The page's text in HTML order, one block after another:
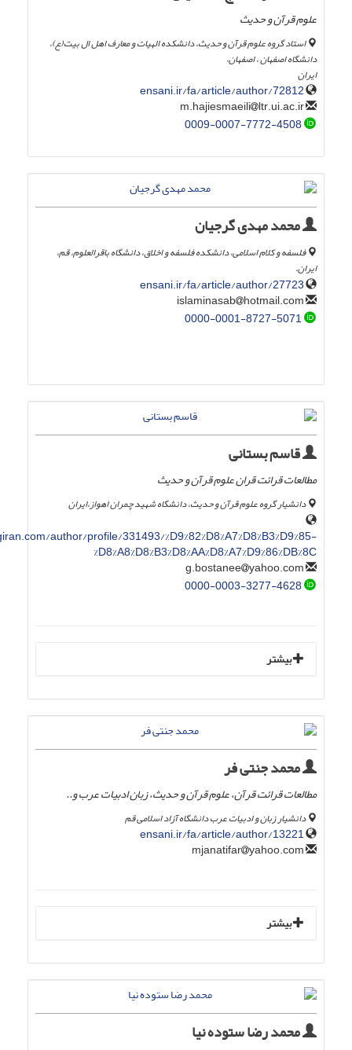
علوم قرآن و حدیث
استاد گروه علوم قرآن و حدیث، دانشکده الهیات و معارف اهل ال بیت(ع)،
دانشگاه اصفهان ، اصفهان،
ایران
ensani.ir/fa/article/author/72812
ltr.ui.ac.ir
0009-0007-7772-4508
محمد مهدی گرجیان
فلسفه و کلام اسلامی، دانشکده فلسفه و اخلاق، دانشگاه باقرالعلوم، قم،
ایران.
ensani.ir/fa/article/author/27723
hotmail.com
0000-0001-8727-5071
قاسم بستانی
مطالعات قرائت قران علوم قرآن و حدیث
دانشیار گروه علوم قرآن و حدیث، دانشگاه شهید چمران اهواز،ایران
author/profile/331493/%D9%82%D8%A7%D8%B3%D9%85-
%D8%A8%D8%B3%D8%AA%D8%A7%D9%86%DB%8C
yahoo.com
0000-0003-3277-4628
بیشتر
محمد جنتی فر
مطالعات قرائت قرآن، علوم قرآن و حدیث، زبان ادبیات عرب و..
دانشیار زبان و ادبیات عرب دانشگاه آزاد اسلامی قم
ensani.ir/fa/article/author/13221
yahoo.com
بیشتر
محمد رضا ستوده نیا